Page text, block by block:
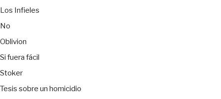
Los Infieles
No
Oblivion
Si fuera fácil
Stoker
Tesis sobre un homicidio